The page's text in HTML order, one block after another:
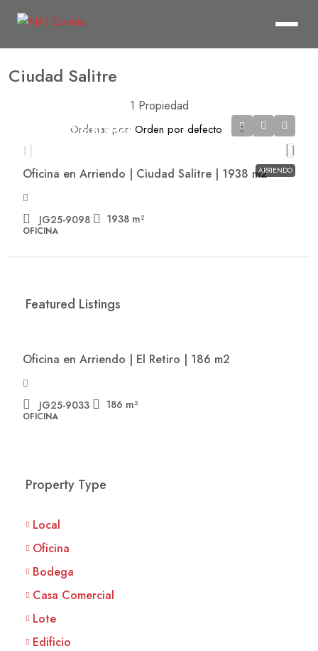
Ciudad Salitre
1 Propiedad
Ordenar por: Orden por defecto
ARRIENDO
$221,991,500/Mes
Oficina en Arriendo | Ciudad Salitre | 1938 m2
JG25-9098 1938 m²
OFICINA
Featured Listings
/Mes
Oficina en Arriendo | El Retiro | 186 m2
JG25-9033 186 m²
OFICINA
Property Type
Local
Oficina
Bodega
Casa Comercial
Lote
Edificio